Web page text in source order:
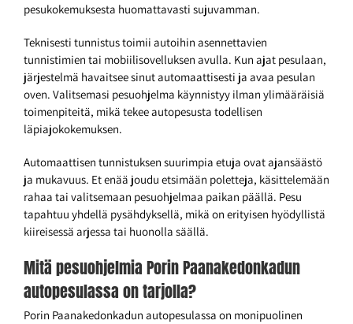
pesukokemuksesta huomattavasti sujuvamman.
Teknisesti tunnistus toimii autoihin asennettavien
tunnistimien tai mobiilisovelluksen avulla. Kun ajat pesulaan,
järjestelmä havaitsee sinut automaattisesti ja avaa pesulan
oven. Valitsemasi pesuohjelma käynnistyy ilman ylimääräisiä
toimenpiteitä, mikä tekee autopesusta todellisen
läpiajokokemuksen.
Automaattisen tunnistuksen suurimpia etuja ovat ajansäästö
ja mukavuus. Et enää joudu etsimään poletteja, käsittelemään
rahaa tai valitsemaan pesuohjelmaa paikan päällä. Pesu
tapahtuu yhdellä pysähdyksellä, mikä on erityisen hyödyllistä
kiireisessä arjessa tai huonolla säällä.
Mitä pesuohjelmia Porin Paanakedonkadun
autopesulassa on tarjolla?
Porin Paanakedonkadun autopesulassa on monipuolinen